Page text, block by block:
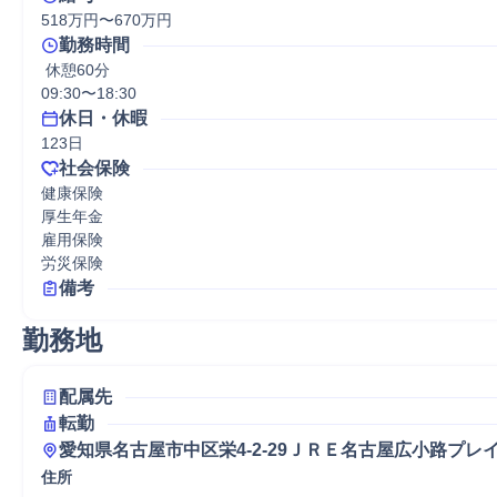
518万円〜670万円
勤務時間
休憩60分
09:30〜18:30
休日・休暇
123日
社会保険
健康保険
厚生年金
雇用保険
労災保険
備考
勤務地
配属先
転勤
愛知県名古屋市中区栄4-2-29ＪＲＥ名古屋広小路プレ
住所